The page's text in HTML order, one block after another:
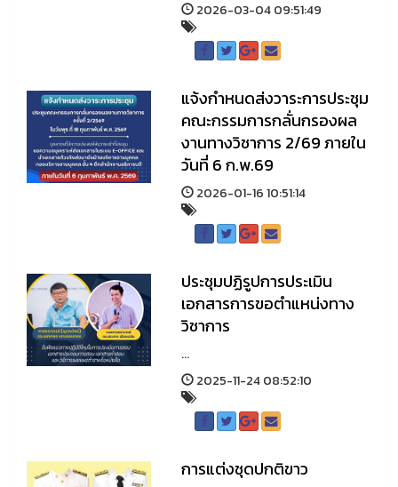
2026-03-04 09:51:49
แจ้งกำหนดส่งวาระการประชุม
คณะกรรมการกลั่นกรองผล
งานทางวิชาการ 2/69 ภายใน
วันที่ 6 ก.พ.69
2026-01-16 10:51:14
ประชุมปฏิรูปการประเมิน
เอกสารการขอตำแหน่งทาง
วิชาการ
...
2025-11-24 08:52:10
การแต่งชุดปกติขาว